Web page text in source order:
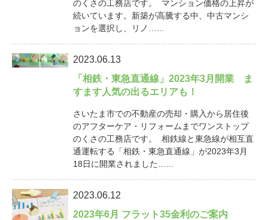
のくさの工務店です。 マンション価格の上昇が
続いています。新築が高騰する中、中古マンシ
ョンを選択し、リノ…...
2023.06.13
「相鉄・東急直通線」2023年3月開業 ま
すます人気の出るエリアも！
さいたま市での不動産の売却・購入から居住後
のアフターケア・リフォームまでワンストップ
のくさの工務店です。 相鉄線と東急線が相互直
通運転する「相鉄・東急直通線」が2023年3月
18日に開業されました…...
2023.06.12
2023年6月 フラット35金利のご案内